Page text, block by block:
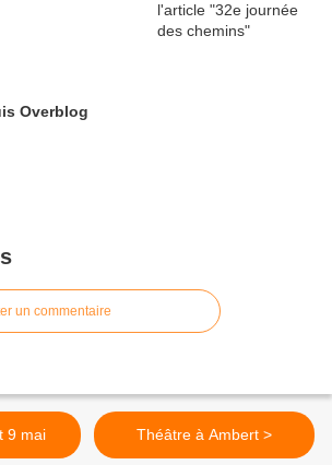
Article publié depuis Overblog
un commentaire
9 mai Théâtre à Ambert >